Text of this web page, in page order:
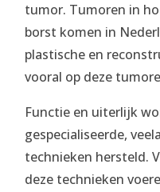
tumor. Tumoren in
borst komen in
plastische en
vooral op deze
Functie en uiterlijk
gespecialiseerde,
technieken hersteld.
deze technieken